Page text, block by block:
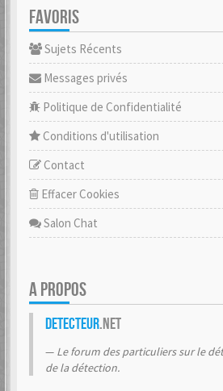
FAVORIS
Sujets Récents
Messages privés
Politique de Confidentialité
Conditions d'utilisation
Contact
Effacer Cookies
Salon Chat
A PROPOS
Detecteur.net
Le forum des particuliers sur le
de la détection.